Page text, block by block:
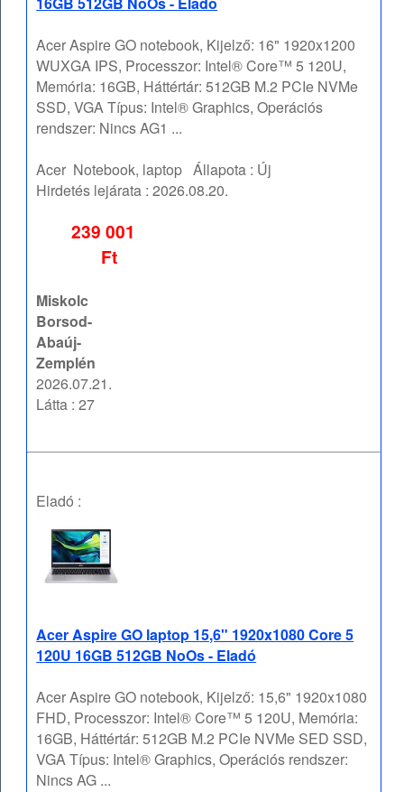
Acer Aspire GO notebook, Kijelző: 16" 1920x1200
WUXGA IPS, Processzor: Intel® Core™ 5 120U,
Memória: 16GB, Háttértár: 512GB M.2 PCIe NVMe
SSD, VGA Típus: Intel® Graphics, Operációs
rendszer: Nincs AG1 ...
Acer Notebook, laptop Állapota : Új
Hirdetés lejárata :2026.08.20.
239 001
Ft
Miskolc
Borsod-
Abaúj-
Zemplén
2026.07.21.
Látta : 27
Eladó :
Acer Aspire GO laptop 15,6" 1920x1080 Core 5
120U 16GB 512GB NoOs - Eladó
Acer Aspire GO notebook, Kijelző: 15,6" 1920x1080
FHD, Processzor: Intel® Core™ 5 120U, Memória:
16GB, Háttértár: 512GB M.2 PCIe NVMe SED SSD,
VGA Típus: Intel® Graphics, Operációs rendszer:
Nincs AG ...